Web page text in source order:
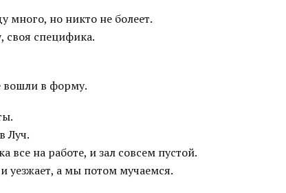
много, но никто не болеет.
своя специфика.
вошли в форму.
Луч.
на работе, и зал совсем пустой.
уезжает, а мы потом мучаемся.